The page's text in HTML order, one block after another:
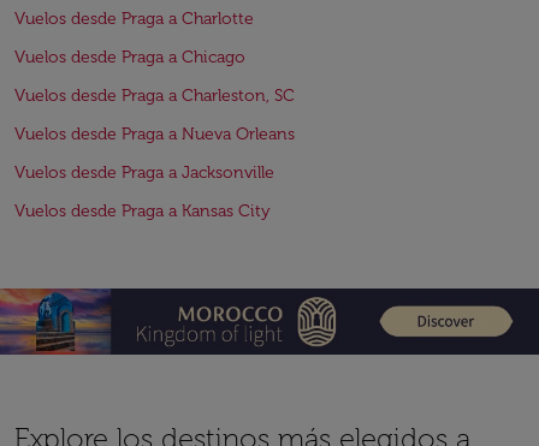
Vuelos desde Praga a Charlotte
Vuelos desde Praga a Chicago
Vuelos desde Praga a Charleston, SC
Vuelos desde Praga a Nueva Orleans
Vuelos desde Praga a Jacksonville
Vuelos desde Praga a Kansas City
Explore los destinos más elegidos a